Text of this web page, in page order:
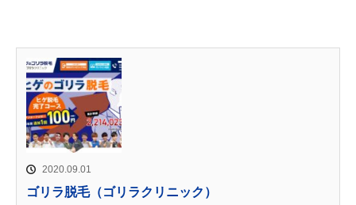
2020.09.01
ゴリラ脱毛（ゴリラクリニック）